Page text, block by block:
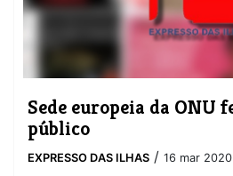
Sede europeia da ONU
público
EXPRESSO DAS ILHAS / 16 mar 2020